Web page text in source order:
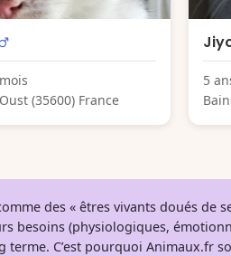
(35600) France
5
des « êtres vivants doués de
besoins (physiologiques,
terme. C’est pourquoi Animaux.fr